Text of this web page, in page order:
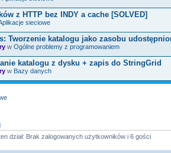
z HTTP bez INDY a cache [SOLVED]
sieciowe
Tworzenie katalogu jako zasobu
w Ogólne problemy z programowaniem
katalogu z dysku + zapis do StringGrid
w Bazy danych
dział: Brak zalogowanych użytkowników i 6 gości